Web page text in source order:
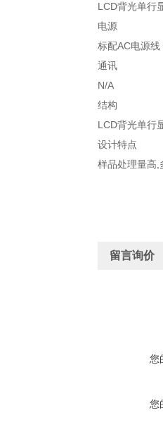
LCD背光单行
电源
标配AC电源线
通讯
N/A
结构
LCD背光单行
设计特点
样品处理量高,
留言询价
您
您